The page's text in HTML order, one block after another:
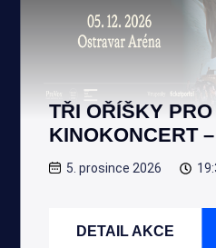
TŘI OŘÍŠKY
KINOKONCERT
5. prosince 2026
DETAIL AKCE